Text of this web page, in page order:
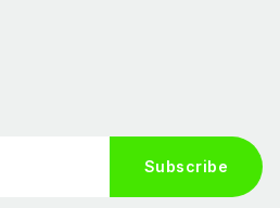
Subscribe